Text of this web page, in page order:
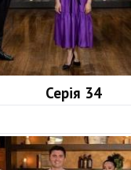
Серія 34